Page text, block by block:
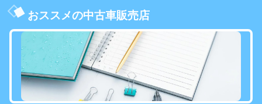
おススメの中古車販売店